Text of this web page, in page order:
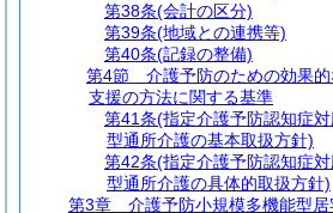
第38条(会計の区分)
第39条(地域との連携等)
第40条(記録の整備)
第4節
介護予防のための効果的
支援の方法に関する基準
第41条(指定介護予防認知症
型通所介護の基本取扱方針)
第42条(指定介護予防認知症
型通所介護の具体的取扱方針)
第3章
介護予防小規模多機能型居